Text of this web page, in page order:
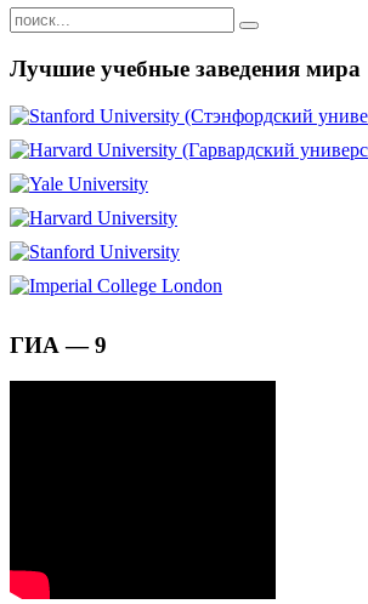
Лучшие учебные заведения мира
ГИА — 9